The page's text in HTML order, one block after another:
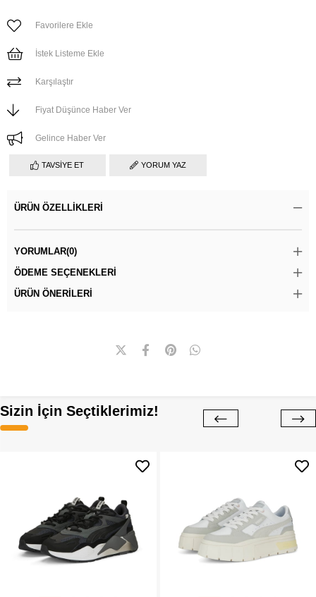
Favorilere Ekle
İstek Listeme Ekle
Karşılaştır
Fiyat Düşünce Haber Ver
Gelince Haber Ver
TAVSIYE ET YORUM YAZ
ÜRÜN ÖZELLIKLERI
YORUMLAR(0)
ÖDEME SEÇENEKLERI
ÜRÜN ÖNERILERI
Sizin İçin Seçtiklerimiz!